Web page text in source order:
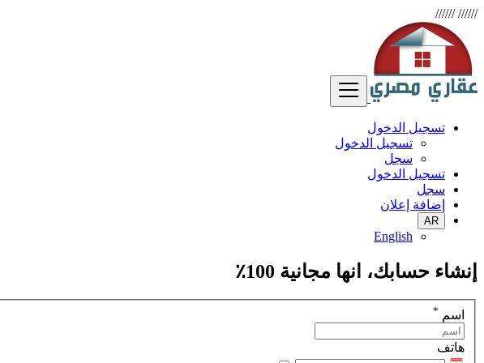
//////
//////
تسجيل الدخول
تسجيل الدخول
سجل
تسجيل الدخول
سجل
إضافة إعلان
AR
English
إنشاء حسابك، انها مجانية 100٪
اسم *
هاتف